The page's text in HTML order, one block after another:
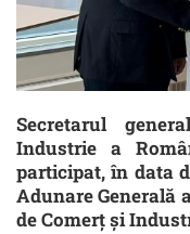
Secretarul
Industrie a
participat, în data
Adunare Generală
de Comerţ și